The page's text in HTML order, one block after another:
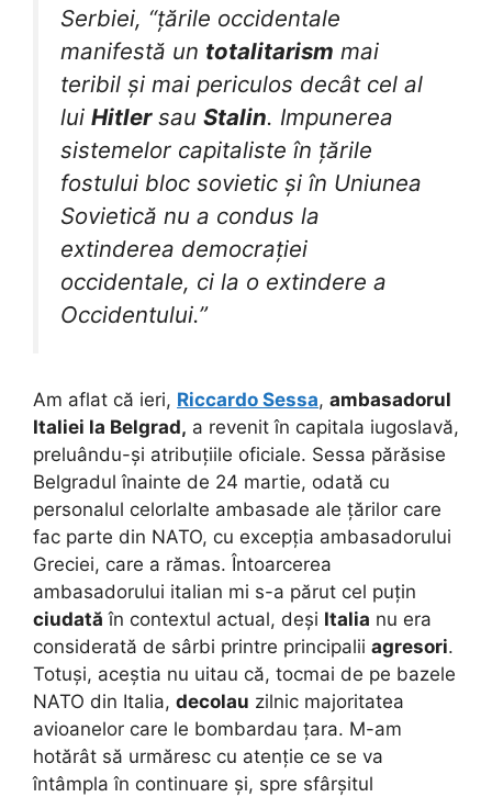
Serbiei, “țările occidentale
manifestă un totalitarism mai
teribil și mai periculos decât cel al
lui Hitlersau Stalin. Impunerea
sistemelor capitaliste în țările
fostului bloc sovietic și în Uniunea
Sovietică nu a condus la
extinderea democrației
occidentale, ci la o extindere a
Occidentului.”
Am aflat că ieri, Riccardo Sessa, ambasadorul
Italiei la Belgrad, a revenit în capitala iugoslavă,
preluându-și atribuțiile oficiale. Sessa părăsise
Belgradul înainte de 24 martie, odată cu
personalul celorlalte ambasade ale țărilor care
fac parte din NATO, cu excepția ambasadorului
Greciei, care a rămas. Întoarcerea
ambasadorului italian mi s-a părut cel puțin
ciudată în contextul actual, deși Italia nu era
considerată de sârbi printre principalii agresori.
Totuși, aceștia nu uitau că, tocmai de pe bazele
NATO din Italia, decolau zilnic majoritatea
avioanelor care le bombardau țara. M-am
hotărât să urmăresc cu atenție ce se va
întâmpla în continuare și, spre sfârșitul